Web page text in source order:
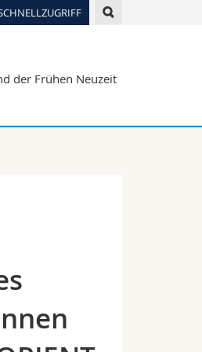
der Frühen Neuzeit